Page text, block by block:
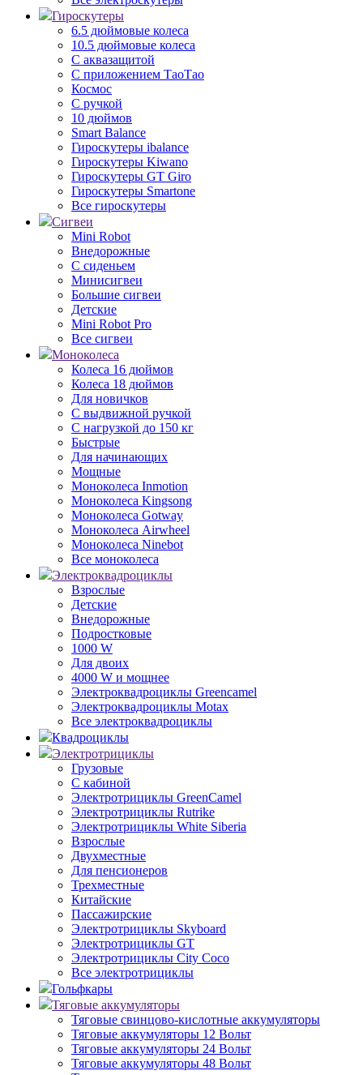
Гироскутеры
6.5 дюймовые колеса
10.5 дюймовые колеса
С аквазащитой
С приложением ТаоТао
Космос
С ручкой
10 дюймов
Smart Balance
Гироскутеры ibalance
Гироскутеры Kiwano
Гироскутеры GT Giro
Гироскутеры Smartone
Все гироскутеры
Сигвеи
Mini Robot
Внедорожные
С сиденьем
Минисигвеи
Большие сигвеи
Детские
Mini Robot Pro
Все сигвеи
Моноколеса
Колеса 16 дюймов
Колеса 18 дюймов
Для новичков
С выдвижной ручкой
С нагрузкой до 150 кг
Быстрые
Для начинающих
Мощные
Моноколеса Inmotion
Моноколеса Kingsong
Моноколеса Gotway
Моноколеса Airwheel
Моноколеса Ninebot
Все моноколеса
Электроквадроциклы
Взрослые
Детские
Внедорожные
Подростковые
1000 W
Для двоих
4000 W и мощнее
Электроквадроциклы Greencamel
Электроквадроциклы Motax
Все электроквадроциклы
Квадроциклы
Электротрициклы
Грузовые
С кабиной
Электротрициклы GreenCamel
Электротрициклы Rutrike
Электротрициклы White Siberia
Взрослые
Двухместные
Для пенсионеров
Трехместные
Китайские
Пассажирские
Электротрициклы Skyboard
Электротрициклы GT
Электротрициклы City Coco
Все электротрициклы
Гольфкары
Тяговые аккумуляторы
Тяговые свинцово-кислотные аккумуляторы
Тяговые аккумуляторы 12 Вольт
Тяговые аккумуляторы 24 Вольт
Тяговые аккумуляторы 48 Вольт